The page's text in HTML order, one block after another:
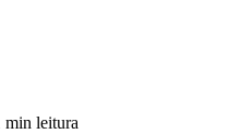
min leitura